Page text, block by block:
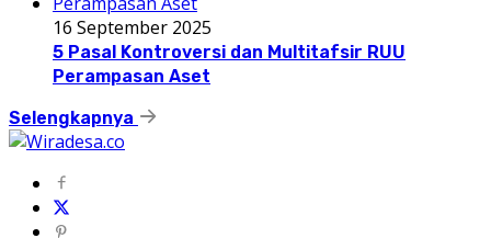
16 September 2025
5 Pasal Kontroversi dan Multitafsir RUU
Perampasan Aset
Selengkapnya